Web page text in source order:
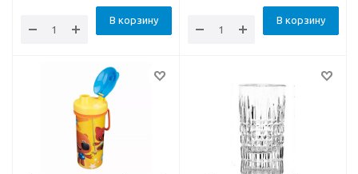
В корзину В корзину